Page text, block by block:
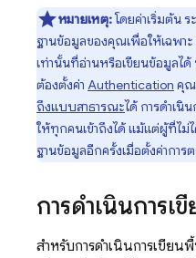
หมายเหตุ:โดยค่าเริ่มต้น
ฐานข้อมูลของคุณเพื่อให้เฉพา
เท่านั้นที่อ่านหรือเขียนข้อมูลได้
ต้องตั้งค่า Authentication คุณ
ถึงแบบสาธารณะได้ การดำเนิ
ให้ทุกคนเข้าถึงได้ แม้แต่ผู้ที่ไ
ฐานข้อมูลอีกครั้งเมื่อตั้งค่าการ
การดำเนินการเ
สำหรับการดำเนินการเขีย